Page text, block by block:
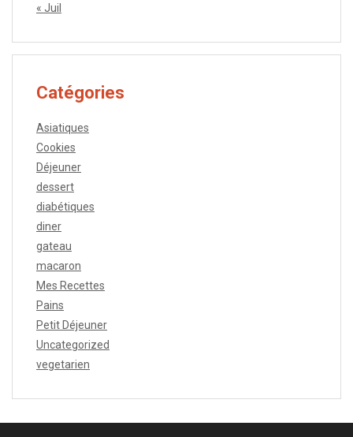
« Juil
Catégories
Asiatiques
Cookies
Déjeuner
dessert
diabétiques
diner
gateau
macaron
Mes Recettes
Pains
Petit Déjeuner
Uncategorized
vegetarien